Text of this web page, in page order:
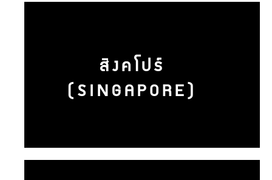
สิงคโปร์
(SINGAPORE)